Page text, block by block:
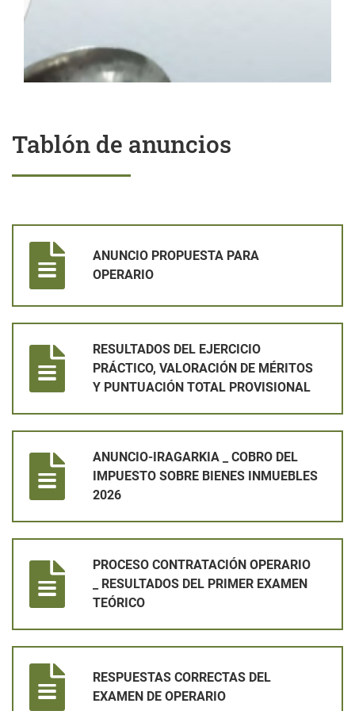
Tablón de anuncios
ANUNCIO PROPUESTA PARA
OPERARIO
RESULTADOS DEL EJERCICIO
PRÁCTICO, VALORACIÓN DE MÉRITOS
Y PUNTUACIÓN TOTAL PROVISIONAL
ANUNCIO-IRAGARKIA _ COBRO DEL
IMPUESTO SOBRE BIENES INMUEBLES
2026
PROCESO CONTRATACIÓN OPERARIO
_ RESULTADOS DEL PRIMER EXAMEN
TEÓRICO
RESPUESTAS CORRECTAS DEL
EXAMEN DE OPERARIO